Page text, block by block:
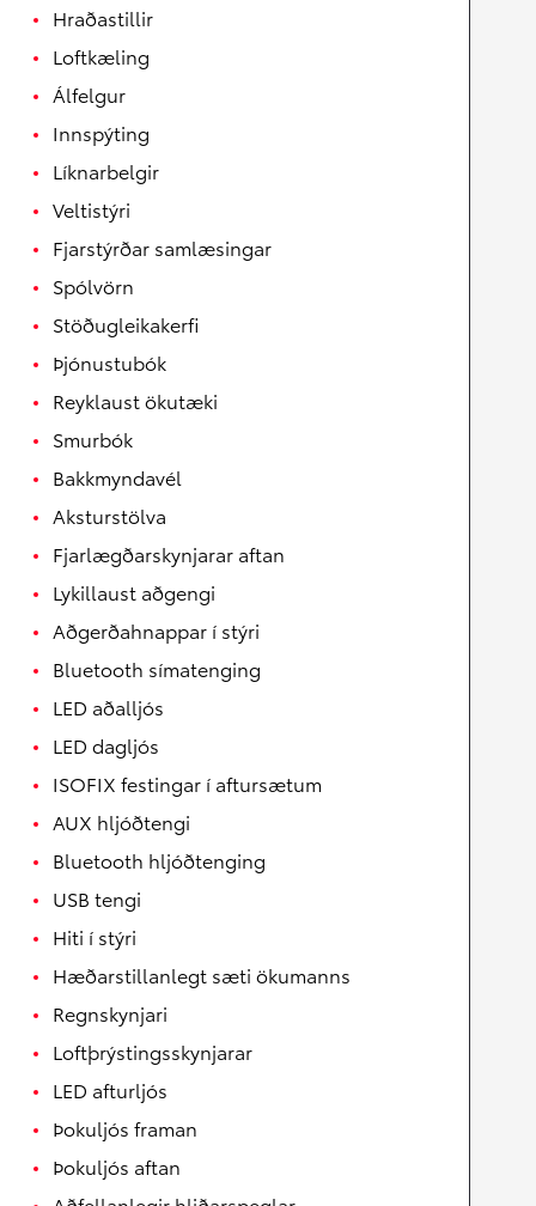
Hraðastillir
Loftkæling
Álfelgur
Innspýting
Líknarbelgir
Veltistýri
Fjarstýrðar samlæsingar
Spólvörn
Stöðugleikakerfi
Þjónustubók
Reyklaust ökutæki
Smurbók
Bakkmyndavél
Aksturstölva
Fjarlægðarskynjarar aftan
Lykillaust aðgengi
Aðgerðahnappar í stýri
Bluetooth símatenging
LED aðalljós
LED dagljós
ISOFIX festingar í aftursætum
AUX hljóðtengi
Bluetooth hljóðtenging
USB tengi
Hiti í stýri
Hæðarstillanlegt sæti ökumanns
Regnskynjari
Loftþrýstingsskynjarar
LED afturljós
Þokuljós framan
Þokuljós aftan